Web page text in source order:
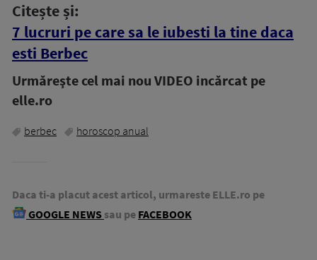
Citește și:
7 lucruri pe care sa le iubesti la tine daca
esti Berbec
Urmăreşte cel mai nou VIDEO incărcat pe
elle.ro
berbec horoscop anual
Daca ti-a placut acest articol, urmareste ELLE.ro pe
GOOGLE NEWS sau pe FACEBOOK